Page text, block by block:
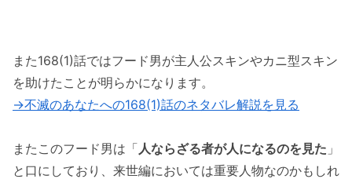
また168(1)話ではフード男が主人公スキンやカニ型スキン
を助けたことが明らかになります。
→不滅のあなたへの168(1)話のネタバレ解説を見る
またこのフード男は「人ならざる者が人になるのを見た 」
と口にしており、来世編においては重要人物なのかもしれ